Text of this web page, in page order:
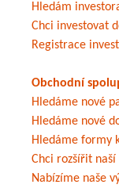
Hledám
Chci investovat
Registrace
Obchodní
Hledáme nové
Hledáme nové
Hledáme formy
Chci rozšířit
Nabízíme naše